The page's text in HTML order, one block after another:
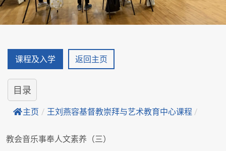
课程及入学 返回主页
目录
主页 / 王刘燕容基督教崇拜与艺术教育中心课程 /
教会音乐事奉人文素养（三）